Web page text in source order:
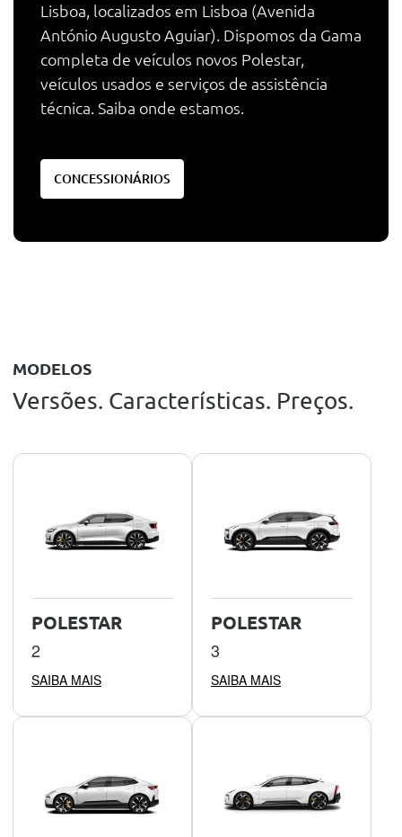
Lisboa, localizados em Lisboa (Avenida
António Augusto Aguiar). Dispomos da Gama
completa de veículos novos Polestar,
veículos usados e serviços de assistência
técnica. Saiba onde estamos.
CONCESSIONÁRIOS
MODELOS
Versões. Características. Preços.
POLESTAR
2
SAIBA MAIS
POLESTAR
3
SAIBA MAIS